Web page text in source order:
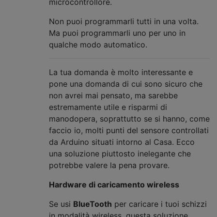
Non puoi programmarli tutti in una volta.
Ma puoi programmarli uno per uno in
qualche modo automatico.
La tua domanda è molto interessante e
pone una domanda di cui sono sicuro che
non avrei mai pensato, ma sarebbe
estremamente utile e risparmi di
manodopera, soprattutto se si hanno, come
faccio io, molti punti del sensore controllati
da Arduino situati intorno al Casa. Ecco
una soluzione piuttosto inelegante che
potrebbe valere la pena provare.
Hardware di caricamento wireless
Se usi BlueTooth per caricare i tuoi schizzi